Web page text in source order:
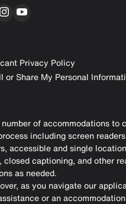
Privacy Policy
or Share My Personal
of accommodations to
including screen
accessible and single
closed captioning, and other
as needed.
as you navigate our
or an